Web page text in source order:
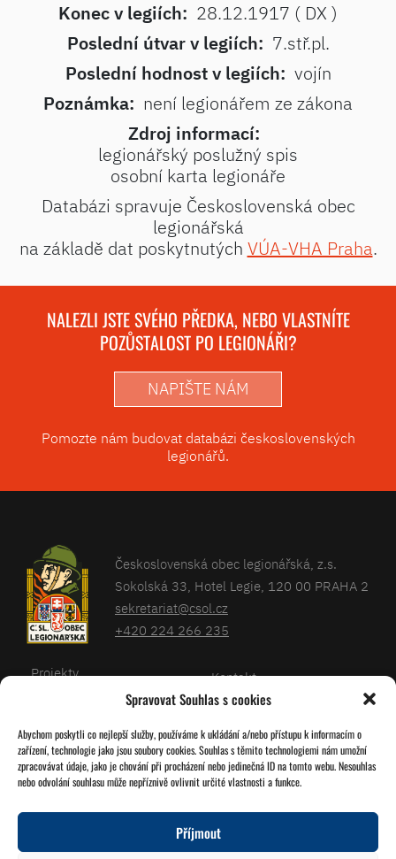
Spravovat Souhlas s cookies
Abychom poskytli co nejlepší služby, používáme k ukládání a/nebo přístupu k informacím o
zařízení, technologie jako jsou soubory cookies. Souhlas s těmito technologiemi nám umožní
zpracovávat údaje, jako je chování při procházení nebo jedinečná ID na tomto webu. Nesouhlas
nebo odvolání souhlasu může nepříznivě ovlivnit určité vlastnosti a funkce.
Příjmout
Konec v legiích: 28.12.1917 ( DX )
Poslední útvar v legiích: 7.stř.pl.
Poslední hodnost v legiích: vojín
Poznámka: není legionářem ze zákona
Zdroj informací:
legionářský poslužný spis
osobní karta legionáře
Databázi spravuje Československá obec
legionářská
na základě dat poskytnutých VÚA-VHA Praha.
NALEZLI JSTE SVÉHO PŘEDKA, NEBO VLASTNÍTE
POZŮSTALOST PO LEGIONÁŘI?
NAPIŠTE NÁM
Pomozte nám budovat databázi československých
legionářů.
Československá obec legionářská, z.s.
Sokolská 33, Hotel Legie, 120 00 PRAHA 2
sekretariat@csol.cz
+420 224 266 235
Sledujte nás!
Projekty
Kalendář
O nás
Kontakt
Databáze legionářů
Pro členy
Zásady cookies